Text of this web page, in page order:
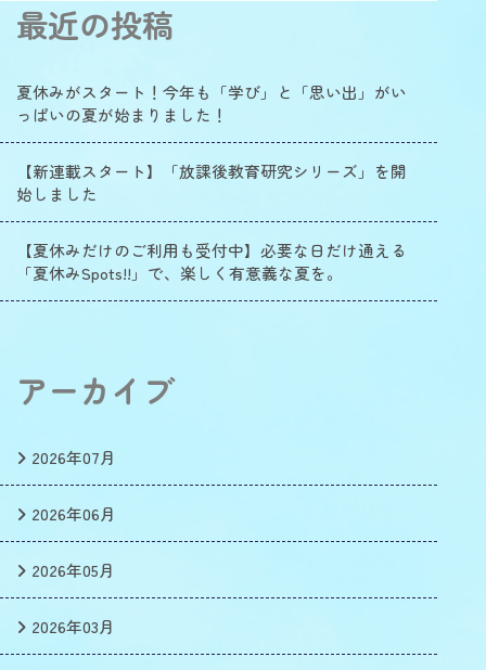
最近の投稿
夏休みがスタート！今年も「学び」と「思い出」がい
っぱいの夏が始まりました！
【新連載スタート】「放課後教育研究シリーズ」を開
始しました
【夏休みだけのご利用も受付中】必要な日だけ通える
「夏休みSpots!!」で、楽しく有意義な夏を。
アーカイブ
2026年07月
2026年06月
2026年05月
2026年03月